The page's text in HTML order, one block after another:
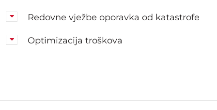
Redovne vježbe oporavka od katastrofe
Optimizacija troškova